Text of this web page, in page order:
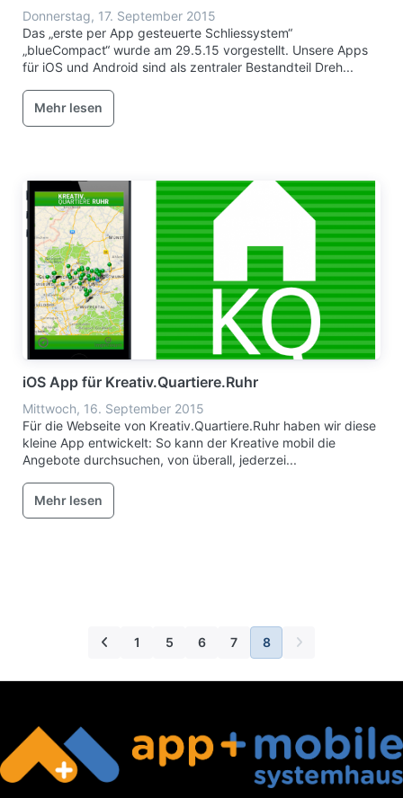
Donnerstag, 17. September 2015
Das „erste per App gesteuerte Schliessystem“
„blueCompact“ wurde am 29.5.15 vorgestellt. Unsere Apps
für iOS und Android sind als zentraler Bestandteil Dreh...
Mehr lesen
iOS App für Kreativ.Quartiere.Ruhr
Mittwoch, 16. September 2015
Für die Webseite von Kreativ.Quartiere.Ruhr haben wir diese
kleine App entwickelt: So kann der Kreative mobil die
Angebote durchsuchen, von überall, jederzei...
Mehr lesen
1 5 6 7 8